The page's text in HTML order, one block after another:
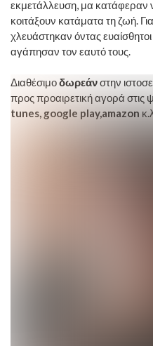
εκμετάλλευση, μα
κοιτάξουν κατάματα τη ζωή.
χλευάστηκαν όντας ευαίσθητοι
αγάπησαν τον εαυτό τους.
Διαθέσιμοδωρεάνστην
προς προαιρετική αγορά
tunes, google play,amazon